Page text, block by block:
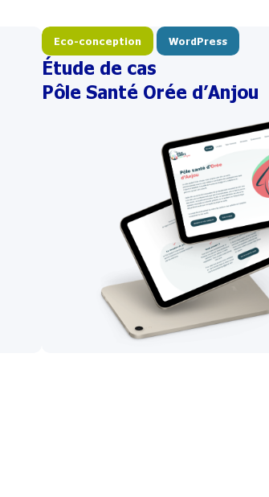
Eco-conception WordPress
Étude de cas
Pôle Santé Orée d’Anjou